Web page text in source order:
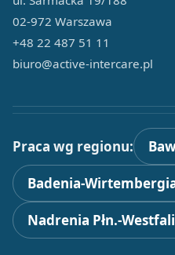
02-972 Warszawa
+48 22 487 51 11
biuro@active-intercare.pl
Praca wg regionu:
Badenia-
Nadrenia Płn.-